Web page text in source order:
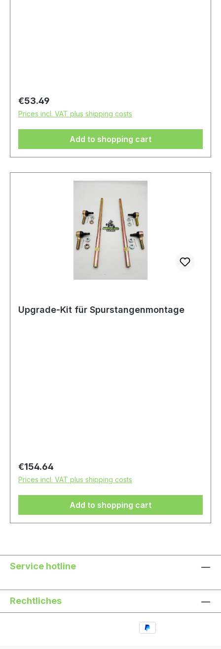
Regular price:
€53.49
Prices incl. VAT plus shipping costs
Add to shopping cart
Upgrade-Kit für Spurstangenmontage
Regular price:
€154.64
Prices incl. VAT plus shipping costs
Add to shopping cart
Service hotline
Rechtliches